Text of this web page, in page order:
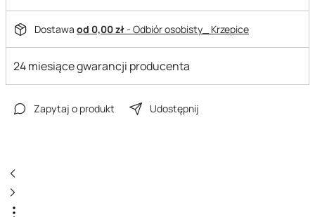
Dostawa od 0,00 zł- Odbiór osobisty_ Krzepice
24 miesiące gwarancji producenta
Zapytaj o produkt Udostępnij